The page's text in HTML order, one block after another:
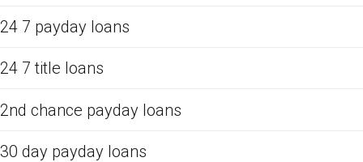
24 7 payday loans
24 7 title loans
2nd chance payday loans
30 day payday loans